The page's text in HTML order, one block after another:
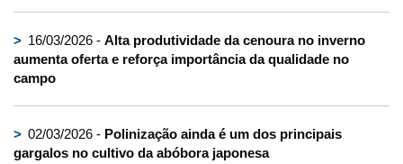
> 16/03/2026 - Alta produtividade da cenoura no inverno
aumenta oferta e reforça importância da qualidade no
campo
> 02/03/2026 - Polinização ainda é um dos principais
gargalos no cultivo da abóbora japonesa